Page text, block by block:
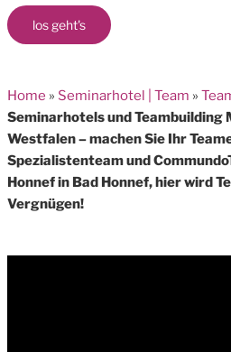
los geht's
Home » Seminarhotel | Team »
Seminarhotels und Teambuilding
Westfalen – machen Sie Ihr
Spezialistenteam und
Honnef in Bad Honnef, hier wird
Vergnügen!